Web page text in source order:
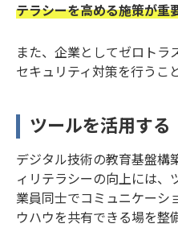
テラシーを高める施策が重
また、企業としてゼロトラ
セキュリティ対策を行うこ
ツールを活用する
デジタル技術の教育基盤構
ィリテラシーの向上には、
業員同士でコミュニケーシ
ウハウを共有できる場を整